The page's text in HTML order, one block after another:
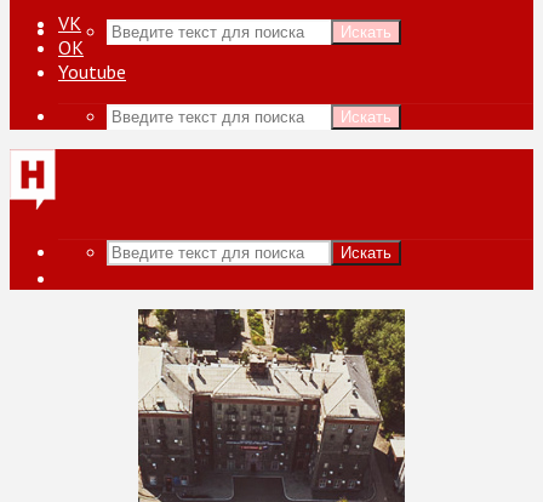
Искать
VK
ОК
Youtube
Искать
Искать